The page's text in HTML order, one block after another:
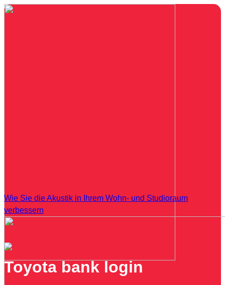
Wie Sie die Akustik in Ihrem Wohn- und Studioraum
verbessern
Toyota bank login